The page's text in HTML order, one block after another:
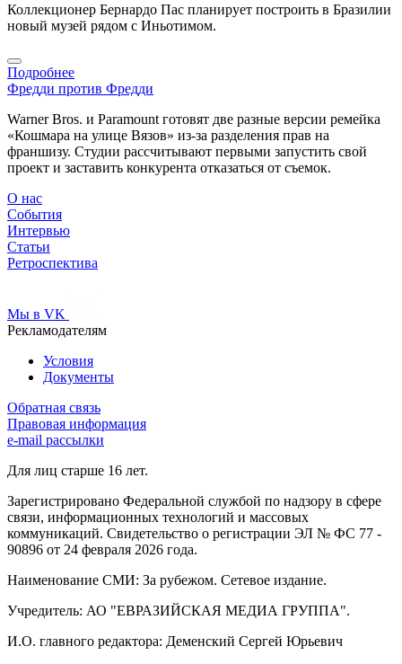
Коллекционер Бернардо Пас планирует построить в Бразилии
новый музей рядом с Иньотимом.
Подробнее
Фредди против Фредди
Warner Bros. и Paramount готовят две разные версии ремейка
«Кошмара на улице Вязов» из-за разделения прав на
франшизу. Студии рассчитывают первыми запустить свой
проект и заставить конкурента отказаться от съемок.
О нас
События
Интервью
Статьи
Ретроспектива
Мы в VK
Рекламодателям
Условия
Документы
Обратная связь
Правовая информация
e-mail рассылки
Для лиц старше 16 лет.
Зарегистрировано Федеральной службой по надзору в сфере
связи, информационных технологий и массовых
коммуникаций. Свидетельство о регистрации ЭЛ № ФС 77 -
90896 от 24 февраля 2026 года.
Наименование СМИ: За рубежом. Сетевое издание.
Учредитель: АО "ЕВРАЗИЙСКАЯ МЕДИА ГРУППА".
И.О. главного редактора: Деменский Сергей Юрьевич